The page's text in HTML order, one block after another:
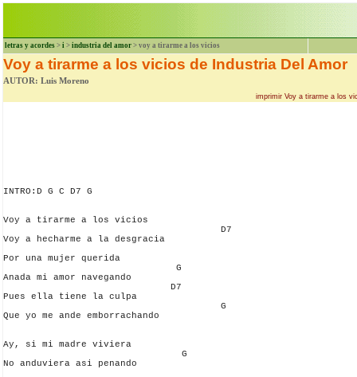
letras y acordes > i > industria del amor > voy a tirarme a los vicios
Voy a tirarme a los vicios de Industria Del Amor
AUTOR: Luis Moreno
imprimir Voy a tirarme a los
INTRO:D G C D7 G
Voy a tirarme a los vicios
                                       D7
Voy a hecharme a la desgracia
Por una mujer querida
                               G
Anada mi amor navegando
                              D7
Pues ella tiene la culpa
                                       G
Que yo me ande emborrachando
Ay, si mi madre viviera
                                G
No anduviera asi penando